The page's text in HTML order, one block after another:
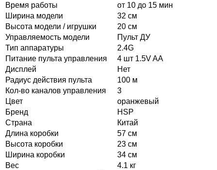
Время работы
от 10 до 15 мин
Ширина модели
32 см
Высота модели / игрушки
20 см
Управляемость модели
Пульт ДУ
Тип аппаратуры
2.4G
Питание пульта управления
4 шт 1.5V AA
Дисплей
Нет
Радиус действия пульта
100 м
Кол-во каналов управления
3
Цвет
оранжевый
Бренд
HSP
Страна
Китай
Длина коробки
57 см
Высота коробки
23 см
Ширина коробки
34 см
Вес
4.1 кг